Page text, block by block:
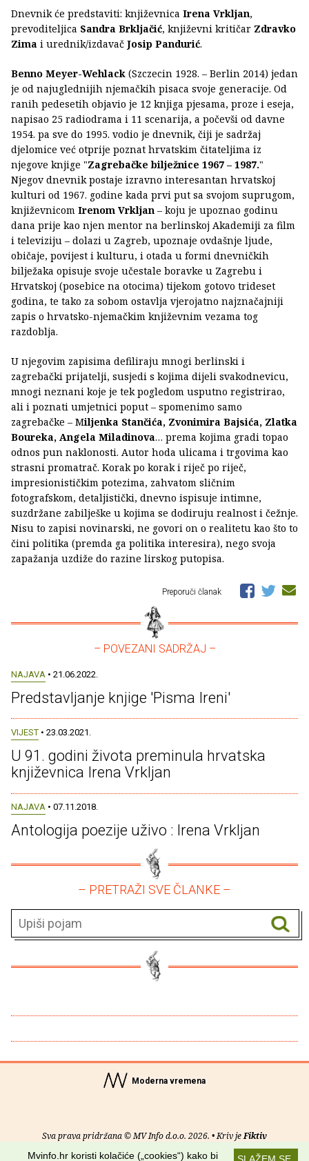
Dnevnik će predstaviti: književnica Irena Vrkljan,
prevoditeljica Sandra Brkljačić, književni kritičar Zdravko
Zima i urednik/izdavač Josip Pandurić.
Benno Meyer-Wehlack (Szczecin 1928. – Berlin 2014) jedan
je od najuglednijih njemačkih pisaca svoje generacije. Od
ranih pedesetih objavio je 12 knjiga pjesama, proze i eseja,
napisao 25 radiodrama i 11 scenarija, a počevši od davne
1954. pa sve do 1995. vodio je dnevnik, čiji je sadržaj
djelomice već otprije poznat hrvatskim čitateljima iz
njegove knjige "Zagrebačke bilježnice 1967 – 1987."
Njegov dnevnik postaje izravno interesantan hrvatskoj
kulturi od 1967. godine kada prvi put sa svojom suprugom,
književnicom Irenom Vrkljan – koju je upoznao godinu
dana prije kao njen mentor na berlinskoj Akademiji za film
i televiziju – dolazi u Zagreb, upoznaje ovdašnje ljude,
običaje, povijest i kulturu, i otada u formi dnevničkih
bilježaka opisuje svoje učestale boravke u Zagrebu i
Hrvatskoj (posebice na otocima) tijekom gotovo trideset
godina, te tako za sobom ostavlja vjerojatno najznačajniji
zapis o hrvatsko-njemačkim književnim vezama tog
razdoblja.
U njegovim zapisima defiliraju mnogi berlinski i
zagrebački prijatelji, susjedi s kojima dijeli svakodnevicu,
mnogi neznani koje je tek pogledom usputno registrirao,
ali i poznati umjetnici poput – spomenimo samo
zagrebačke – Miljenka Stančića, Zvonimira Bajsića, Zlatka
Boureka, Angela Miladinova… prema kojima gradi topao
odnos pun naklonosti. Autor hoda ulicama i trgovima kao
strasni promatrač. Korak po korak i riječ po riječ,
impresionističkim potezima, zahvatom sličnim
fotografskom, detaljistički, dnevno ispisuje intimne,
suzdržane zabilješke u kojima se dodiruju realnost i čežnje.
Nisu to zapisi novinarski, ne govori on o realitetu kao što to
čini politika (premda ga politika interesira), nego svoja
zapažanja uzdiže do razine lirskog putopisa.
Preporuči članak
– POVEZANI SADRŽAJ –
NAJAVA • 21.06.2022.
Predstavljanje knjige 'Pisma Ireni'
VIJEST • 23.03.2021.
U 91. godini života preminula hrvatska
književnica Irena Vrkljan
NAJAVA • 07.11.2018.
Antologija poezije uživo : Irena Vrkljan
– PRETRAŽI SVE ČLANKE –
Moderna vremena
Sva prava pridržana © MV Info d.o.o. 2026. • Kriv jeFiktiv
Mvinfo.hr koristi kolačiće („cookies“) kako bi